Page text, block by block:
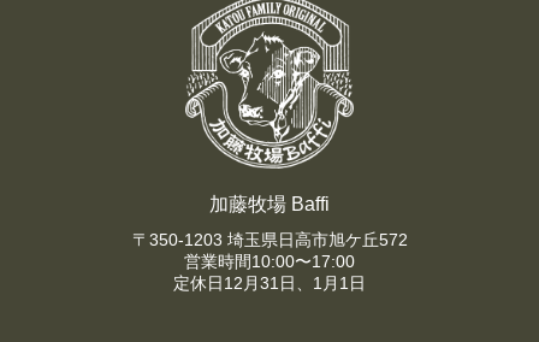
加藤牧場 Baffi
〒350-1203 埼玉県日高市旭ケ丘572
営業時間10:00〜17:00
定休日12月31日、1月1日